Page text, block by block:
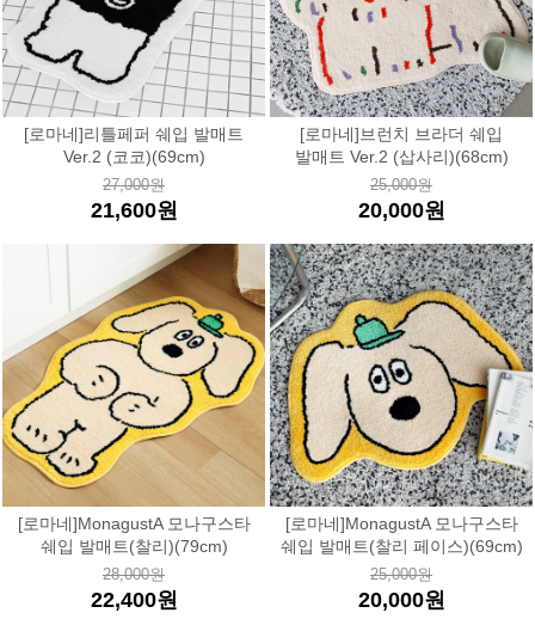
[로마네]리틀페퍼 쉐입 발매트
Ver.2 (코코)(69cm)
27,000원
21,600원
[로마네]브런치 브라더 쉐입
발매트 Ver.2 (삽사리)(68cm)
25,000원
20,000원
[로마네]MonagustA 모나구스타
쉐입 발매트(찰리)(79cm)
28,000원
22,400원
[로마네]MonagustA 모나구스타
쉐입 발매트(찰리 페이스)(69cm)
25,000원
20,000원